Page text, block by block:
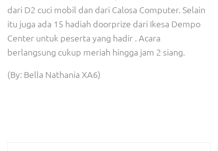
dari D2 cuci mobil dan dari Calosa Computer. Selain
itu juga ada 15 hadiah doorprize dari Ikesa Dempo
Center untuk peserta yang hadir . Acara
berlangsung cukup meriah hingga jam 2 siang.
(By: Bella Nathania XA6)